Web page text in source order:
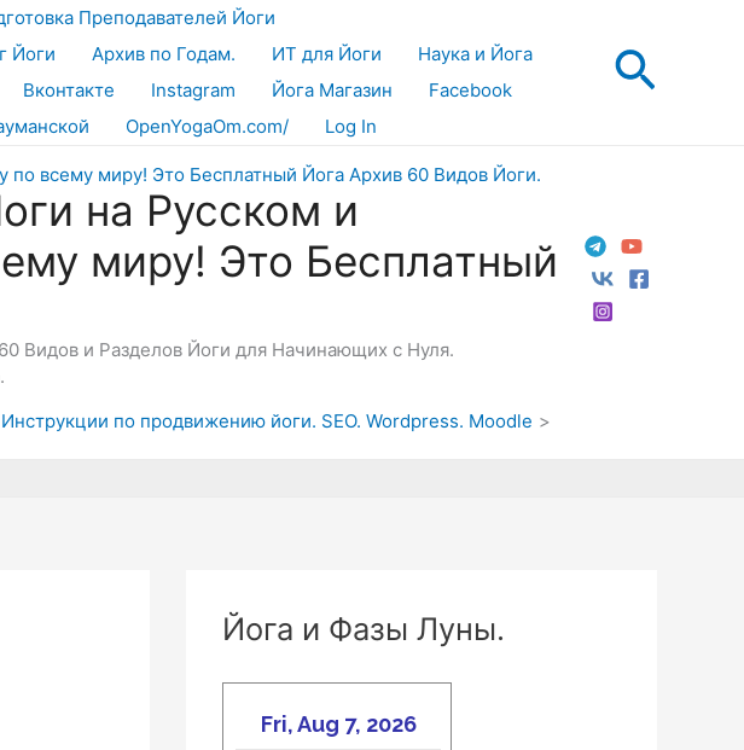
Преподавателей Йоги
Йоги Архив по Годам. ИТ для Йоги
Наука и Йога
Вконтакте Instagram Йога Магазин
Facebook
OpenYogaOm.com/ Log In
на Русском и
миру! Это Бесплатный
Видов и Разделов Йоги для Начинающих с Нуля.
по продвижению йоги. SEO. Wordpress. Moodle
Йога и Фазы Луны.